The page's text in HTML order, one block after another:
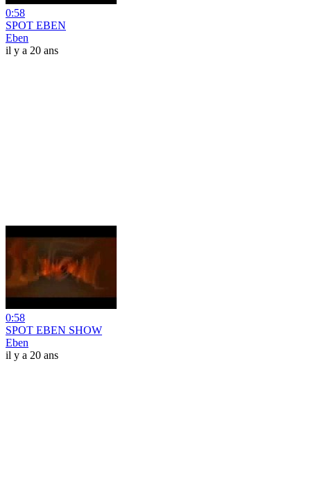
0:58
SPOT EBEN
Eben
il y a 20 ans
0:58
SPOT EBEN SHOW
Eben
il y a 20 ans